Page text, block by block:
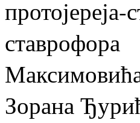
Зорана